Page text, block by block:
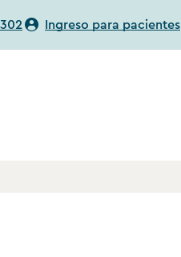
Ingreso para pacientes